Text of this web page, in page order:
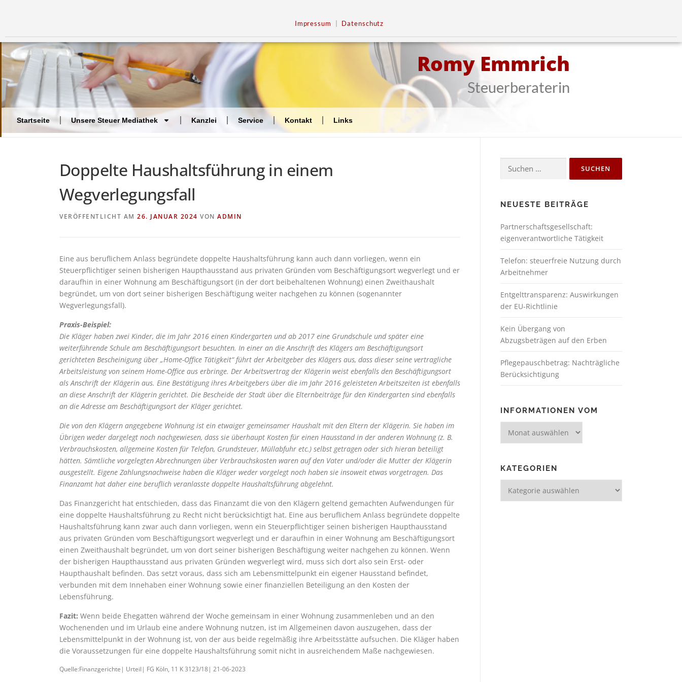
Impressum Datenschutz
Romy Emmrich
Steuerberaterin
Startseite Unsere Steuer Mediathek Kanzlei Service Kontakt Links
Doppelte Haushaltsführung in einem
Wegverlegungsfall
VERÖFFENTLICHT AM 26. JANUAR 2024 VON ADMIN
Eine aus beruflichem Anlass begründete doppelte Haushaltsführung kann auch dann vorliegen, wenn ein
Steuerpflichtiger seinen bisherigen Haupthausstand aus privaten Gründen vom Beschäftigungsort wegverlegt und er
daraufhin in einer Wohnung am Beschäftigungsort (in der dort beibehaltenen Wohnung) einen Zweithaushalt
begründet, um von dort seiner bisherigen Beschäftigung weiter nachgehen zu können (sogenannter
Wegverlegungsfall).
Praxis-Beispiel:
Die Kläger haben zwei Kinder, die im Jahr 2016 einen Kindergarten und ab 2017 eine Grundschule und später eine
weiterführende Schule am Beschäftigungsort besuchten. In einer an die Anschrift des Klägers am Beschäftigungsort
gerichteten Bescheinigung über „Home-Office Tätigkeit“ führt der Arbeitgeber des Klägers aus, dass dieser seine vertragliche
Arbeitsleistung von seinem Home-Office aus erbringe. Der Arbeitsvertrag der Klägerin weist ebenfalls den Beschäftigungsort
als Anschrift der Klägerin aus. Eine Bestätigung ihres Arbeitgebers über die im Jahr 2016 geleisteten Arbeitszeiten ist ebenfalls
an diese Anschrift der Klägerin gerichtet. Die Bescheide der Stadt über die Elternbeiträge für den Kindergarten sind ebenfalls
an die Adresse am Beschäftigungsort der Kläger gerichtet.
Die von den Klägern angegebene Wohnung ist ein etwaiger gemeinsamer Haushalt mit den Eltern der Klägerin. Sie haben im
Übrigen weder dargelegt noch nachgewiesen, dass sie überhaupt Kosten für einen Hausstand in der anderen Wohnung (z. B.
Verbrauchskosten, allgemeine Kosten für Telefon, Grundsteuer, Müllabfuhr etc.) selbst getragen oder sich hieran beteiligt
hätten. Sämtliche vorgelegten Abrechnungen über Verbrauchskosten waren auf den Vater und/oder die Mutter der Klägerin
ausgestellt. Eigene Zahlungsnachweise haben die Kläger weder vorgelegt noch haben sie insoweit etwas vorgetragen. Das
Finanzamt hat daher eine beruflich veranlasste doppelte Haushaltsführung abgelehnt.
Das Finanzgericht hat entschieden, dass das Finanzamt die von den Klägern geltend gemachten Aufwendungen für
eine doppelte Haushaltsführung zu Recht nicht berücksichtigt hat. Eine aus beruflichem Anlass begründete doppelte
Haushaltsführung kann zwar auch dann vorliegen, wenn ein Steuerpflichtiger seinen bisherigen Haupthausstand
aus privaten Gründen vom Beschäftigungsort wegverlegt und er daraufhin in einer Wohnung am Beschäftigungsort
einen Zweithaushalt begründet, um von dort seiner bisherigen Beschäftigung weiter nachgehen zu können. Wenn
der bisherigen Haupthausstand aus privaten Gründen wegverlegt wird, muss sich dort also sein Erst- oder
Haupthaushalt befinden. Das setzt voraus, dass sich am Lebensmittelpunkt ein eigener Hausstand befindet,
verbunden mit dem Innehaben einer Wohnung sowie einer finanziellen Beteiligung an den Kosten der
Lebensführung.
Fazit: Wenn beide Ehegatten während der Woche gemeinsam in einer Wohnung zusammenleben und an den
Wochenenden und im Urlaub eine andere Wohnung nutzen, ist im Allgemeinen davon auszugehen, dass der
Lebensmittelpunkt in der Wohnung ist, von der aus beide regelmäßig ihre Arbeitsstätte aufsuchen. Die Kläger haben
die Voraussetzungen für eine doppelte Haushaltsführung somit nicht in ausreichendem Maße nachgewiesen.
Quelle:Finanzgerichte| Urteil| FG Köln, 11 K 3123/18| 21-06-2023
NEUESTE BEITRÄGE
Partnerschaftsgesellschaft:
eigenverantwortliche Tätigkeit
Telefon: steuerfreie Nutzung durch
Arbeitnehmer
Entgelttransparenz: Auswirkungen
der EU-Richtlinie
Kein Übergang von
Abzugsbeträgen auf den Erben
Pflegepauschbetrag: Nachträgliche
Berücksichtigung
INFORMATIONEN VOM
KATEGORIEN